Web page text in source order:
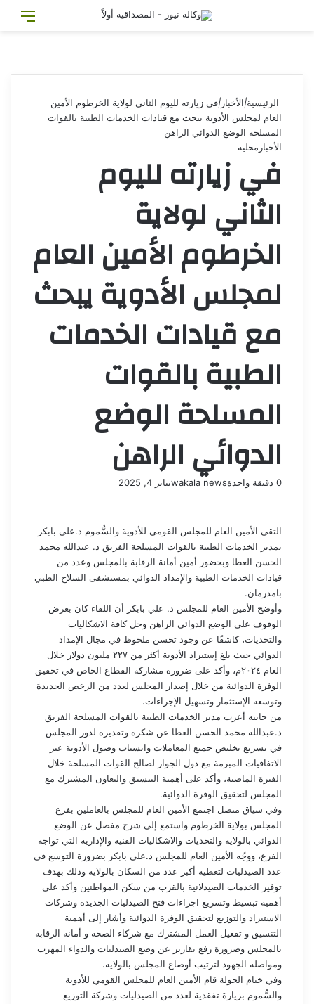
تسجيل الدخول
الرئيسية|الأخبار |في زيارته لليوم الثاني لولاية الخرطوم الأمين
العام لمجلس الأدوية يبحث مع قيادات الخدمات الطبية بالقوات
المسلحة الوضع الدوائي الراهن
الأخبار محلية
في زيارته لليوم
الثاني لولاية
الخرطوم الأمين العام
لمجلس الأدوية يبحث
مع قيادات الخدمات
الطبية بالقوات
المسلحة الوضع
الدوائي الراهن
wakala newsيناير 4, 2025 0 دقيقة واحدة
التقى الأمين العام للمجلس القومي للأدوية والسُّموم د.علي بابكر
بمدير الخدمات الطبية بالقوات المسلحة الفريق د. عبدالله محمد
الحسن العطا وبحضور أمين أمانة الرقابة بالمجلس وعدد من
قيادات الخدمات الطبية والإمداد الدوائي بمستشفى السلاح الطبي
بامدرمان.
وأوضح الأمين العام للمجلس د. علي بابكر أن اللقاء كان بغرض
الوقوف على الوضع الدوائي الراهن وحل كافة الاشكاليات
والتحديات، كاشفًا عن وجود تحسن ملحوظ في مجال الإمداد
الدوائي حيث بلغ إستيراد الأدوية أكثر من ٢٢٧ مليون دولار خلال
العام ٢٠٢٤م، وأكد على ضرورة مشاركة القطاع الخاص في تحقيق
الوفرة الدوائية من خلال إصدار المجلس لعدد من الرخص الجديدة
وتوسعة الإستثمار وتسهيل الإجراءات.
من جانبه أعرب مدير الخدمات الطبية بالقوات المسلحة الفريق
د.عبدالله محمد الحسن العطا عن شكره وتقديره لدور المجلس
في تسريع تخليص جميع المعاملات وانسياب وصول الأدوية عبر
الاتفاقيات المبرمة مع دول الجوار لصالح القوات المسلحة خلال
الفترة الماضية، وأكد على أهمية التنسيق والتعاون المشترك مع
المجلس لتحقيق الوفرة الدوائية.
وفي سياق متصل اجتمع الأمين العام للمجلس بالعاملين بفرع
المجلس بولاية الخرطوم واستمع إلى شرح مفصل عن الوضع
الدوائي بالولاية والتحديات والاشكاليات الفنية والإدارية التي تواجه
الفرع، ووجّه الأمين العام للمجلس د.علي بابكر بضرورة التوسع في
عدد الصيدليات لتغطية أكبر عدد من السكان بالولاية وذلك بهدف
توفير الخدمات الصيدلانية بالقرب من سكن المواطنين وأكد على
أهمية تبسيط وتسريع اجراءات فتح الصيدليات الجديدة وشركات
الاستيراد والتوزيع لتحقيق الوفرة الدوائية وأشار إلى أهمية
التنسيق و تفعيل العمل المشترك مع شركاء الصحة و أمانة الرقابة
بالمجلس وضرورة رفع تقارير عن وضع الصيدليات والدواء المهرب
ومواصلة الجهود لترتيب أوضاع المجلس بالولاية.
وفي ختام الجولة قام الأمين العام للمجلس القومي للأدوية
والسُّموم بزيارة تفقدية لعدد من الصيدليات وشركة التوزيع